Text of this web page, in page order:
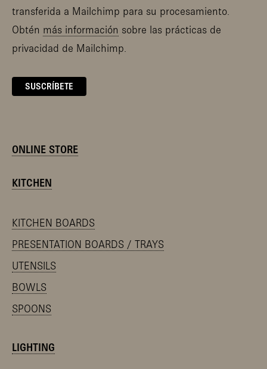
transferida a Mailchimp para su procesamiento.
Obtén más información sobre las prácticas de
privacidad de Mailchimp.
ONLINE STORE
KITCHEN
KITCHEN BOARDS
PRESENTATION BOARDS / TRAYS
UTENSILS
BOWLS
SPOONS
LIGHTING